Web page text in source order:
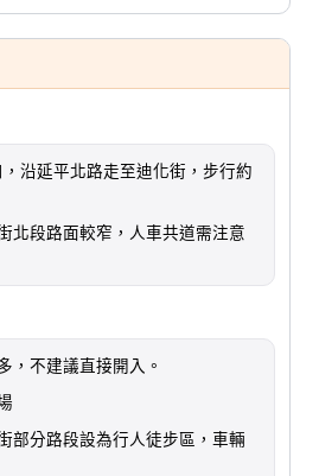
沿延平北路走至迪化街，步行約
北段路面較窄，人車共道需注意
，不建議直接開入。
部分路段設為行人徒步區，車輛